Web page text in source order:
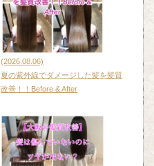
(2026.08.06)
夏の紫外線でダメージした髪を髪質
改善！！Before & After